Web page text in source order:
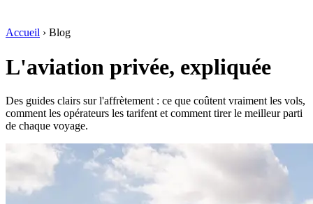
Accueil › Blog
L'aviation privée, expliquée
Des guides clairs sur l'affrètement : ce que coûtent vraiment les vols,
comment les opérateurs les tarifent et comment tirer le meilleur parti
de chaque voyage.